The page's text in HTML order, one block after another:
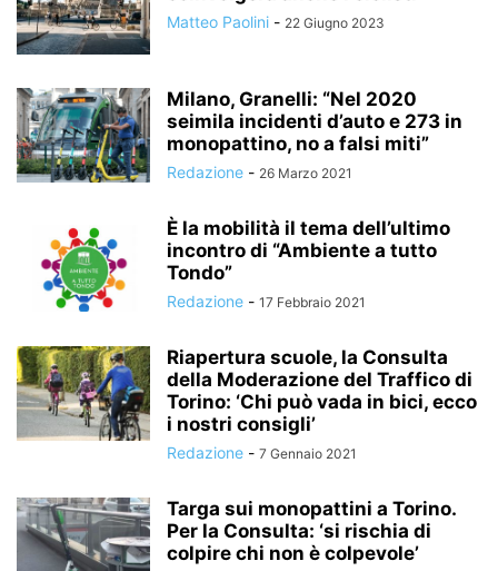
Matteo Paolini - 22 Giugno 2023
Milano, Granelli: “Nel 2020
seimila incidenti d’auto e 273 in
monopattino, no a falsi miti”
Redazione - 26 Marzo 2021
È la mobilità il tema dell’ultimo
incontro di “Ambiente a tutto
Tondo”
Redazione - 17 Febbraio 2021
Riapertura scuole, la Consulta
della Moderazione del Traffico di
Torino: ‘Chi può vada in bici, ecco
i nostri consigli’
Redazione - 7 Gennaio 2021
Targa sui monopattini a Torino.
Per la Consulta: ‘si rischia di
colpire chi non è colpevole’